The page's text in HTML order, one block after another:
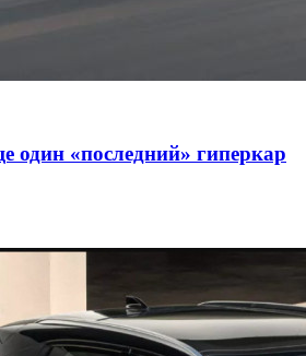
один «последний» гиперкар